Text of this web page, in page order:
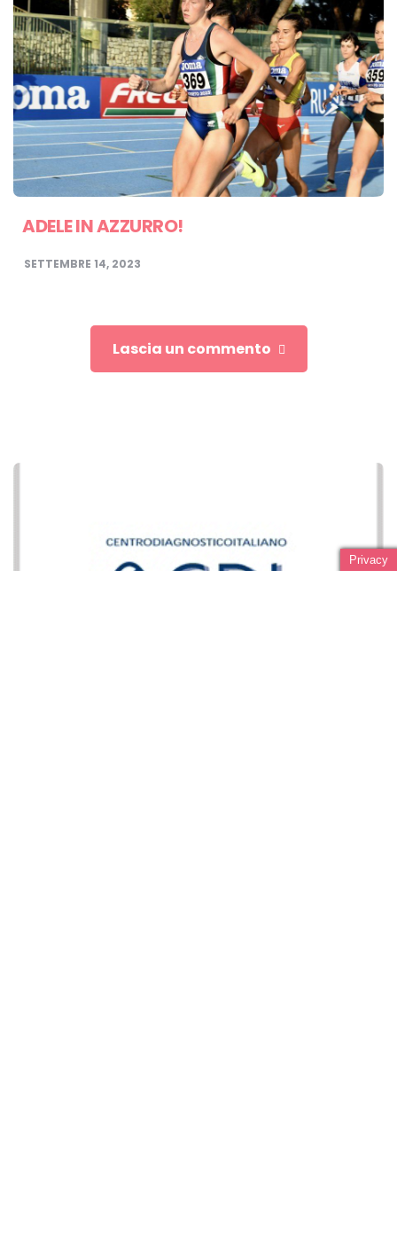
ADELE IN AZZURRO!
SETTEMBRE 14, 2023
Lascia un commento
Privacy